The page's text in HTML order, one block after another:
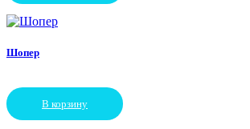
Шопер
В корзину